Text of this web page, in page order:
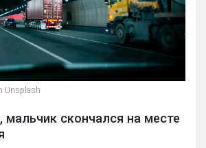
Unsplash
скончался на месте